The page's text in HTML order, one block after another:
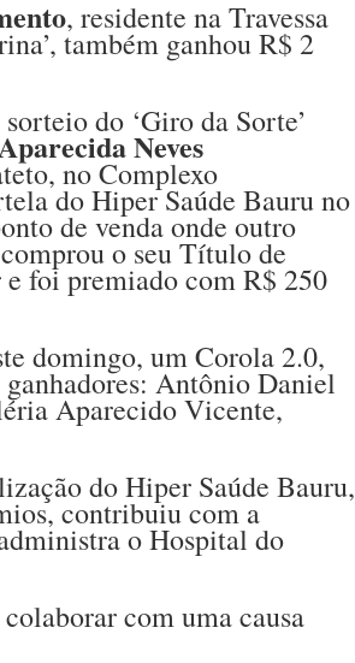
, residente na Travessa
também ganhou R$ 2
do ‘Giro da Sorte’
Neves
no Complexo
do Hiper Saúde Bauru no
de venda onde outro
o seu Título de
foi premiado com R$ 250
domingo, um Corola 2.0,
Antônio Daniel
Aparecido Vicente,
do Hiper Saúde Bauru,
contribuiu com a
o Hospital do
com uma causa